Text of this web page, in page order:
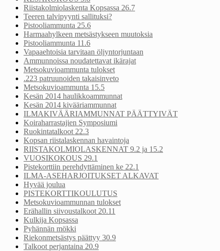
Riistakolmiolaskenta Kopsassa 26.7
Teeren talvipyynti sallituksi?
Pistooliammunta 25.6
Harmaahylkeen metsästykseen muutoksia
Pistooliammunta 11.6
Vapaaehtoisia tarvitaan öljyntorjuntaan
Ammunnoissa noudatettavat ikärajat
Metsokuvioammunta tulokset
.223 patruunoiden takaisinveto
Metsokuvioammunta 15.5
Kesän 2014 haulikkoammunnat
Kesän 2014 kivääriammunnat
ILMAKIVÄÄRIAMMUNNAT PÄÄTTYIVÄT
Koiraharrastajien Symposiumi
Ruokintatalkoot 22.3
Kopsan riistalaskennan havaintoja
RIISTAKOLMIOLASKENNAT 9.2 ja 15.2
VUOSIKOKOUS 29.1
Pistekorttiin perehdyttäminen ke 22.1
ILMA-ASEHARJOITUKSET ALKAVAT
Hyvää joulua
PISTEKORTTIKOULUTUS
Metsokuvioammunnan tulokset
Erähallin siivoustalkoot 20.11
Kulkija Kopsassa
Pyhännän mökki
Riekonmetsästys päättyy 30.9
Talkoot perjantaina 20.9